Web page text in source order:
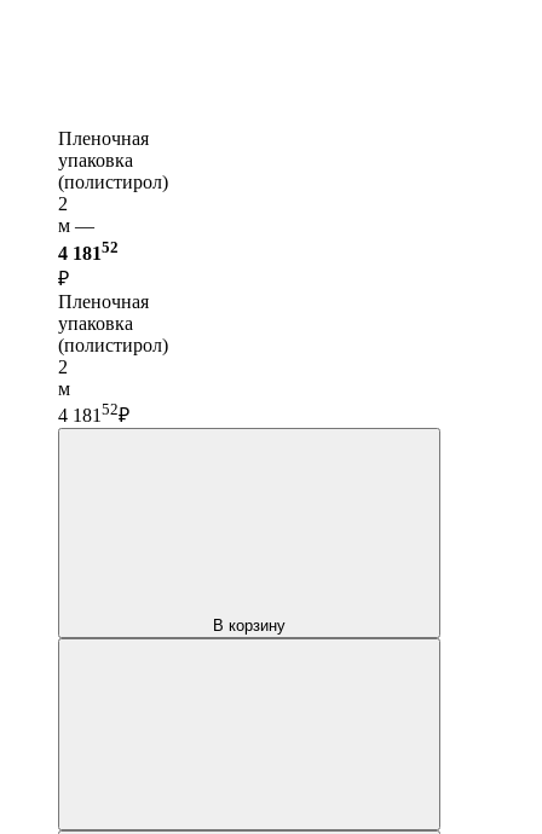
Пленочная
упаковка
(полистирол)
2
м —
4 18152
₽
Пленочная
упаковка
(полистирол)
2
м
4 181 52₽
В корзину